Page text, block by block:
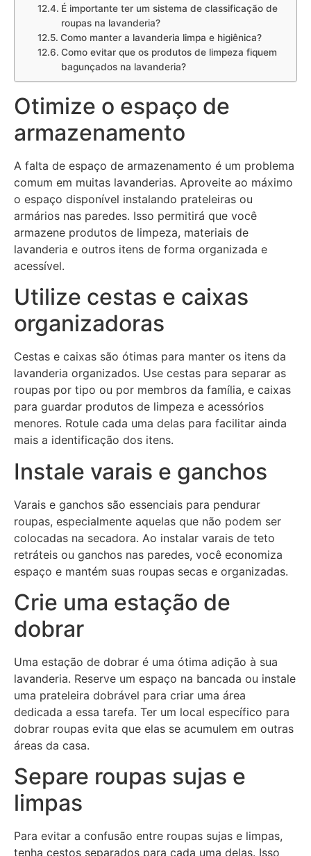
É importante ter um sistema de classificação de
roupas na lavanderia?
Como manter a lavanderia limpa e higiênica?
Como evitar que os produtos de limpeza fiquem
bagunçados na lavanderia?
Otimize o espaço de
armazenamento
A falta de espaço de armazenamento é um problema
comum em muitas lavanderias. Aproveite ao máximo
o espaço disponível instalando prateleiras ou
armários nas paredes. Isso permitirá que você
armazene produtos de limpeza, materiais de
lavanderia e outros itens de forma organizada e
acessível.
Utilize cestas e caixas
organizadoras
Cestas e caixas são ótimas para manter os itens da
lavanderia organizados. Use cestas para separar as
roupas por tipo ou por membros da família, e caixas
para guardar produtos de limpeza e acessórios
menores. Rotule cada uma delas para facilitar ainda
mais a identificação dos itens.
Instale varais e ganchos
Varais e ganchos são essenciais para pendurar
roupas, especialmente aquelas que não podem ser
colocadas na secadora. Ao instalar varais de teto
retráteis ou ganchos nas paredes, você economiza
espaço e mantém suas roupas secas e organizadas.
Crie uma estação de
dobrar
Uma estação de dobrar é uma ótima adição à sua
lavanderia. Reserve um espaço na bancada ou instale
uma prateleira dobrável para criar uma área
dedicada a essa tarefa. Ter um local específico para
dobrar roupas evita que elas se acumulem em outras
áreas da casa.
Separe roupas sujas e
limpas
Para evitar a confusão entre roupas sujas e limpas,
tenha cestos separados para cada uma delas. Isso